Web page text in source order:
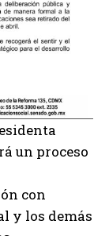
un proceso
con
y los demás